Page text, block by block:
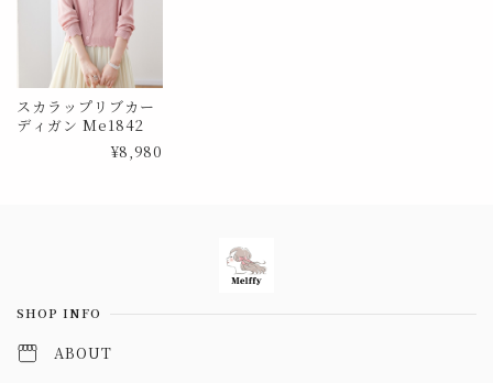
スカラップリブカー
ディガン Me1842
¥8,980
SHOP INFO
ABOUT